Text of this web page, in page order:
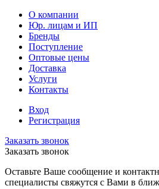
О компании
Юр. лицам и ИП
Бренды
Поступление
Оптовые цены
Доставка
Услуги
Контакты
Вход
Регистрация
Заказать звонок
Заказать звонок
Оставьте Ваше сообщение и
специалисты свяжутся с Вами в